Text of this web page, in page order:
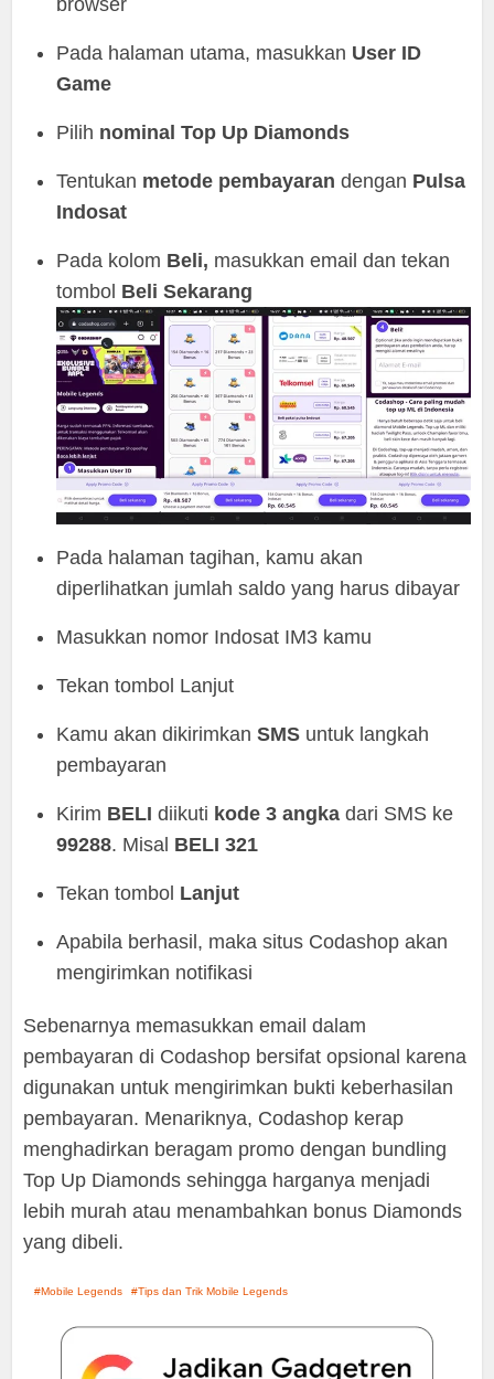
browser
Pada halaman utama, masukkan User ID
Game
Pilih nominal Top Up Diamonds
Tentukan metode pembayaran dengan Pulsa
Indosat
Pada kolom Beli, masukkan email dan tekan
tombol Beli Sekarang
Pada halaman tagihan, kamu akan
diperlihatkan jumlah saldo yang harus dibayar
Masukkan nomor Indosat IM3 kamu
Tekan tombol Lanjut
Kamu akan dikirimkanSMS untuk langkah
pembayaran
Kirim BELI diikuti kode 3 angka dari SMS ke
99288. Misal BELI 321
Tekan tombol Lanjut
Apabila berhasil, maka situs Codashop akan
mengirimkan notifikasi
Sebenarnya memasukkan email dalam
pembayaran di Codashop bersifat opsional karena
digunakan untuk mengirimkan bukti keberhasilan
pembayaran. Menariknya, Codashop kerap
menghadirkan beragam promo dengan bundling
Top Up Diamonds sehingga harganya menjadi
lebih murah atau menambahkan bonus Diamonds
yang dibeli.
Mobile Legends Tips dan Trik Mobile Legends